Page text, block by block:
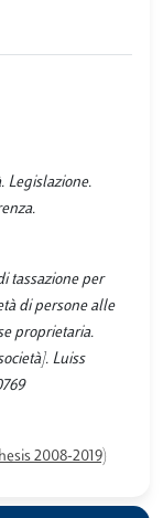
Legislazione.
tassazione per
di persone alle
proprietaria.
Luiss
2008-2019)